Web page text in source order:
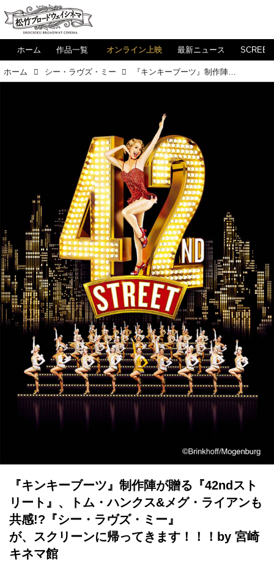
ホーム 作品一覧 オンライン上映 最新ニュース
ホーム シー・ラヴズ・ミー 『キンキーブーツ』制作陣が贈る『42ndストリート』、トム・ハンクス&メグ・ライアンも共感!?『シー・ラヴズ・ミー』 が、スクリーンに帰ってきます！！！by 宮崎キネマ館
『キンキーブーツ』制作陣が贈る『42ndスト
リート』、トム・ハンクス&メグ・ライアンも
共感!?『シー・ラヴズ・ミー』
が、スクリーンに帰ってきます！！！by 宮崎
キネマ館